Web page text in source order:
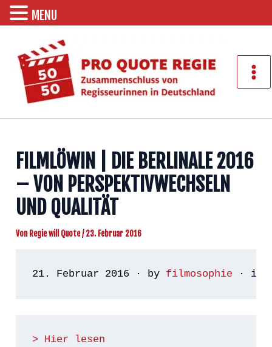
springen
FILMLÖWIN | DIE BERLINALE 2016
– VON PERSPEKTIVWECHSELN
UND QUALITÄT
Von Regie will Quote/23. Februar 2016
21. Februar 2016 · by filmosophie · in
> Hier lesen
MENU